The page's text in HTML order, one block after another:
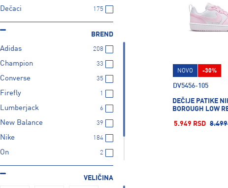
Dečaci 175
BREND
Adidas 208
Champion 33
Converse 35
Firefly 1
Lumberjack 6
New Balance 39
Nike 184
On 2
Puma 244
148
VELIČINA
DV5456-105
DEČIJE PATIKE
BOROUGH LOW
5.949 RSD 8.499
NOVO -30%